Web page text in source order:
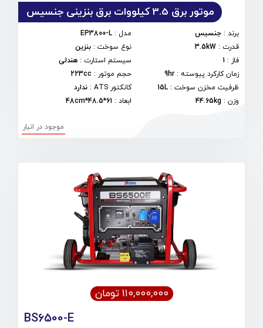
موتور برق 3.5 کیلووات برق بنزینی جنسیس
برند : جنسیس مدل :
EP3800-L
قدرت :
3.5kW نوع سوخت: بنزین
فاز :
1 سیستم استارت : هندلی
زمان کارکرد پیوسته :
9hr حجم موتور :
223cc
ظرفیت مخزن سوخت :
15L کانکتور ATS : ندارد
وزن :
44.65kg ابعاد:
61*48.5*48cm
موجود در انبار
۱۱۰,۰۰۰,۰۰۰ تومان
BS6500-E